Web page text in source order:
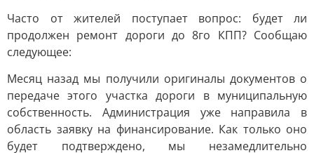
Часто от жителей поступает вопрос: будет ли
продолжен ремонт дороги до 8го КПП? Сообщаю
следующее:
Месяц назад мы получили оригиналы документов о
передаче этого участка дороги в муниципальную
собственность. Администрация уже направила в
область заявку на финансирование. Как только оно
будет подтверждено, мы незамедлительно